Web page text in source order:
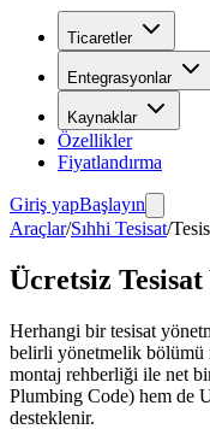
Ticaretler
Entegrasyonlar
Kaynaklar
Özellikler
Fiyatlandırma
Giriş yapBaşlayın
Araçlar/Sıhhi Tesisat/
Ücretsiz
Herhangi bir tesisat
belirli yönetmelik bölümü
montaj rehberliği ile net
Plumbing Code) hem de
desteklenir.